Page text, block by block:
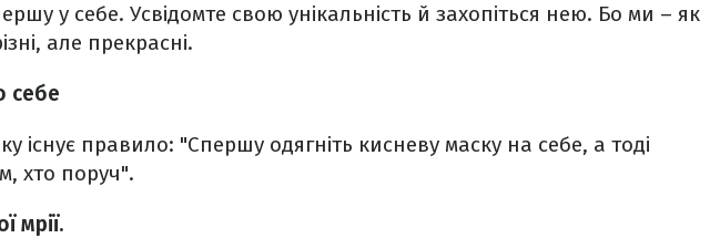
у себе. Усвідомте свою унікальність й захопіться нею. Бо ми – як
але прекрасні.
себе
існує правило: "Спершу одягніть кисневу маску на себе, а тоді
хто поруч".
мрії.